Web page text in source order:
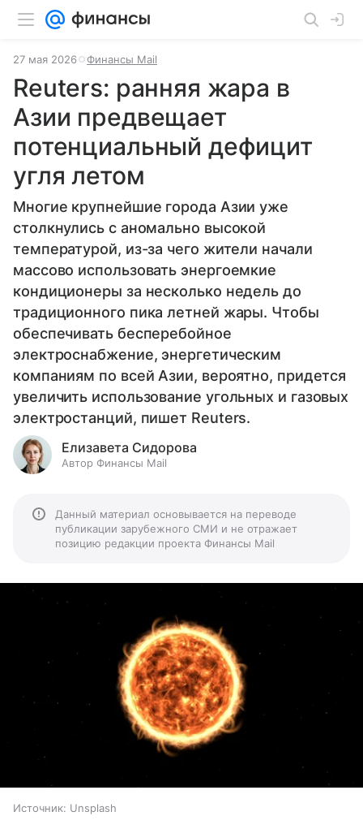
27 мая 2026 Финансы Mail
Reuters: ранняя жара в
Азии предвещает
потенциальный дефицит
угля летом
Многие крупнейшие города Азии уже
столкнулись с аномально высокой
температурой, из-за чего жители начали
массово использовать энергоемкие
кондиционеры за несколько недель до
традиционного пика летней жары. Чтобы
обеспечивать бесперебойное
электроснабжение, энергетическим
компаниям по всей Азии, вероятно, придется
увеличить использование угольных и газовых
электростанций, пишет Reuters.
Елизавета Сидорова
Автор Финансы Mail
Данный материал основывается на переводе
публикации зарубежного СМИ и не отражает
позицию редакции проекта Финансы Mail
Источник: Unsplash